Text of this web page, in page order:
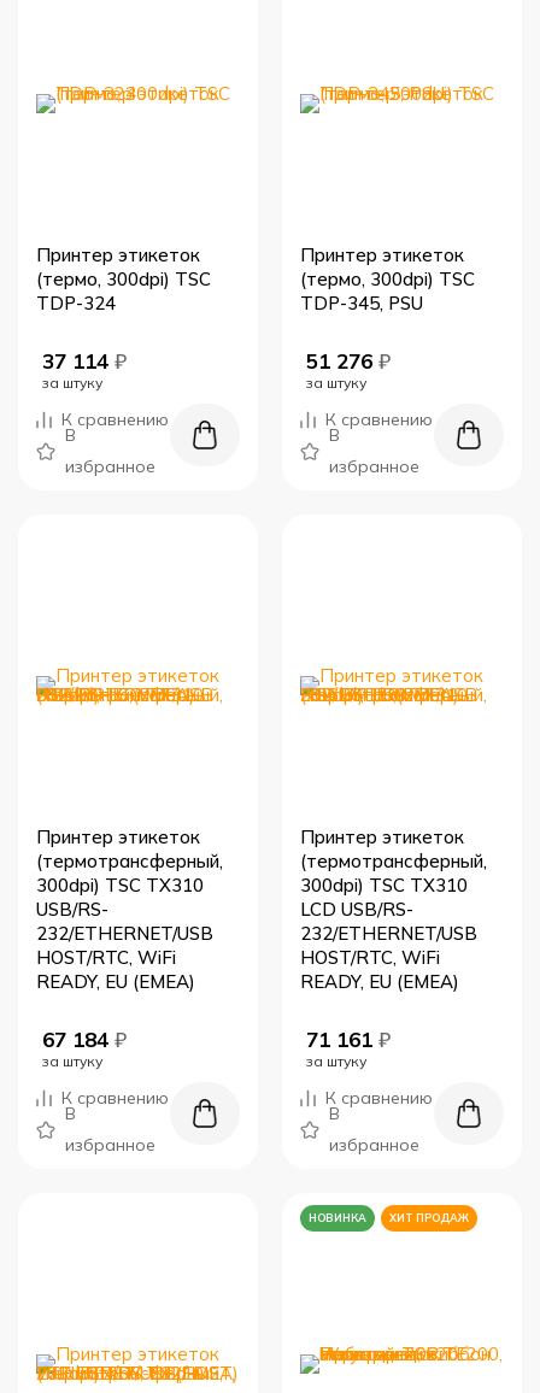
Принтер этикеток
(термо, 300dpi) TSC
TDP-324
37 114 ₽
за штуку
К сравнению
В
избранное
Принтер этикеток
(термо, 300dpi) TSC
TDP-345, PSU
51 276 ₽
за штуку
К сравнению
В
избранное
Принтер этикеток
(термотрансферный,
300dpi) TSC TX310
USB/RS-
232/ETHERNET/USB
HOST/RTC, WiFi
READY, EU (EMEA)
67 184 ₽
за штуку
К сравнению
В
избранное
Принтер этикеток
(термотрансферный,
300dpi) TSC TX310
LCD USB/RS-
232/ETHERNET/USB
HOST/RTC, WiFi
READY, EU (EMEA)
71 161 ₽
за штуку
К сравнению
В
избранное
НОВИНКА ХИТ ПРОДАЖ